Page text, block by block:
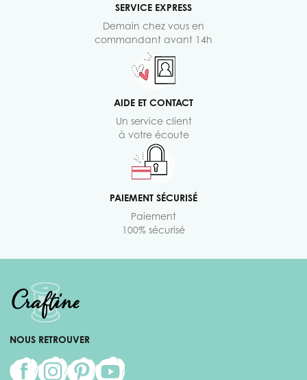
SERVICE EXPRESS
Demain chez vous en
commandant avant 14h
AIDE ET CONTACT
Un service client
à votre écoute
PAIEMENT SÉCURISÉ
Paiement
100% sécurisé
NOUS RETROUVER